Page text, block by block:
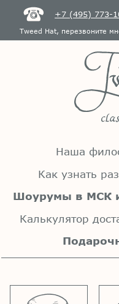
+7 (495) 773-
Tweed Hat, перезвоните
Наша
Как узнать
Шоурумы в МСК
Калькулятор